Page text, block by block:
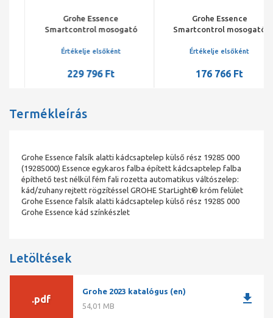
Grohe Essence
Smartcontrol mosogató
vezérléssel, SuperSteel
Értékelje elsőként
229 796 Ft
Grohe Essence
Smartcontrol mosogató
vezérléssel, króm színben
Értékelje elsőként
176 766 Ft
Termékleírás
Grohe Essence falsík alatti kádcsaptelep külső rész 19285 000
(19285000) Essence egykaros falba épített kádcsaptelep falba
építhető test nélkül fém fali rozetta automatikus váltószelep:
kád/zuhany rejtett rögzítéssel GROHE StarLight® króm felület
Grohe Essence falsík alatti kádcsaptelep külső rész 19285 000
Grohe Essence kád színkészlet
Letöltések
.pdf
Grohe 2023 katalógus (en)
54,01 MB
download